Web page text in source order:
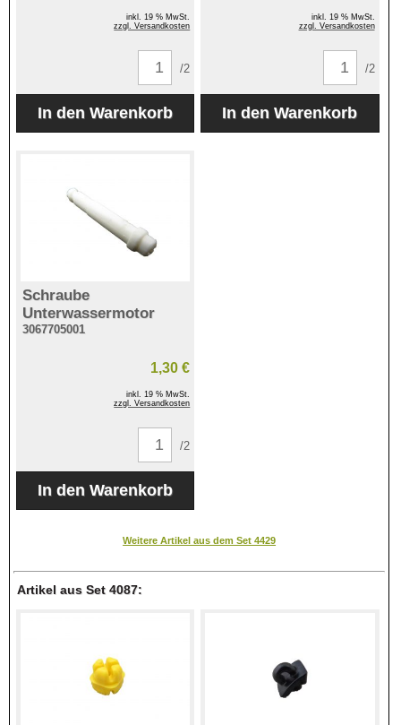
inkl. 19 % MwSt.
zzgl. Versandkosten
/2
inkl. 19 % MwSt.
zzgl. Versandkosten
/2
Schraube
Unterwassermotor
3067705001
1,30 €
inkl. 19 % MwSt.
zzgl. Versandkosten
/2
Weitere Artikel aus dem Set 4429
Artikel aus Set 4087: